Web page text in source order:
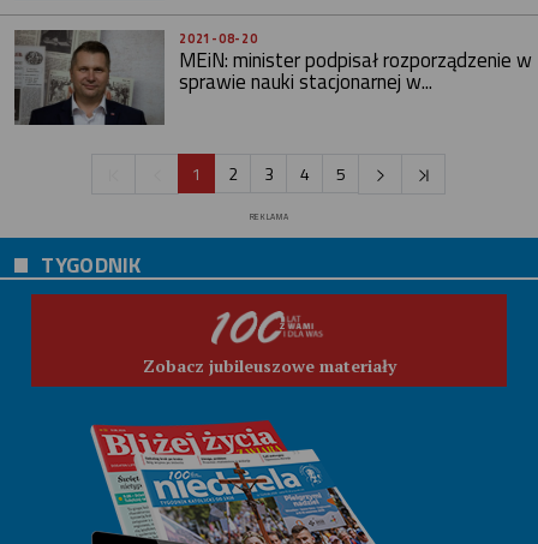
2021-08-20
MEiN: minister podpisał rozporządzenie w
sprawie nauki stacjonarnej w...
1 2 3 4 5
REKLAMA
TYGODNIK
Zobacz jubileuszowe materiały